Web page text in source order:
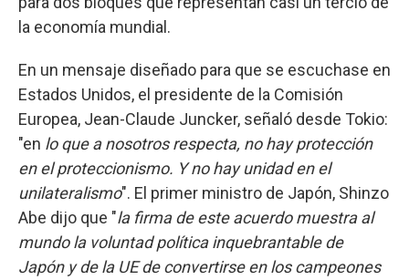
la economía mundial.
En un mensaje diseñado para que se escuchase en
Estados Unidos, el presidente de la Comisión
Europea, Jean-Claude Juncker, señaló desde Tokio:
"en lo que a nosotros respecta, no hay protección
en el proteccionismo. Y no hay unidad en el
unilateralismo". El primer ministro de Japón, Shinzo
Abe dijo que "la firma de este acuerdo muestra al
mundo la voluntad política inquebrantable de
Japón y de la UE de convertirse en los campeones